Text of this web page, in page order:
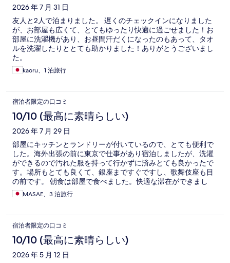
ミ
2026 年 7 月 31 日
友人と2人で泊まりました。 遅くのチェックインになりました
が、お部屋も広くて、とてもゆったり快適に過ごせました！お
部屋に洗濯機があり、お昼間汗だくになったのもあって、タオ
ルを洗濯したりととても助かりました！ありがとうございまし
た。
kaoru、1 泊旅行
宿泊者限定の口コミ
10/10 (最高に素晴らしい)
2026 年 7 月 29 日
部屋にキッチンとランドリーが付いているので、とても便利で
した。海外出張の前に東京で仕事があり宿泊しましたが、洗濯
ができるので汚れた服を持って行かずに済みとても良かったで
す。場所もとても良くて、銀座まですぐですし、歌舞伎座も目
の前です。 朝食は部屋で食べました。快適な滞在ができまし
た。 スリッパ、ティッシュは部屋にありました。
MASAE、3 泊旅行
宿泊者限定の口コミ
10/10 (最高に素晴らしい)
2026 年 5 月 12 日